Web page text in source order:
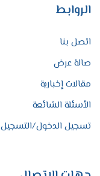
الروابط
اتصل بنا
صالة عرض
مقالات إخبارية
الأسئلة الشائعة
تسجيل الدخول/التسجيل